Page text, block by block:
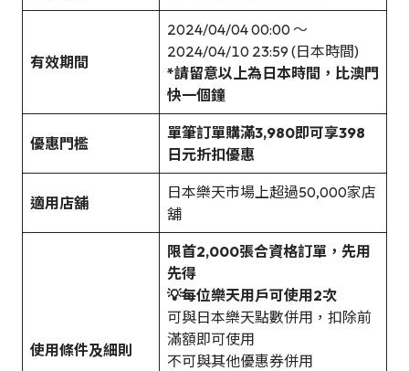
有效期間
2024/04/04 00:00 ～
2024/04/10 23:59 (日本時間)
*請留意以上為日本時間，比澳門
快一個鐘
優惠門檻
單筆訂單購滿3,980即可享398
日元折扣優惠
適用店舖
日本樂天市場上超過50,000家店
舖
使用條件及細則
限首2,000張合資格訂單，先用
先得
💡每位樂天用戶可使用2次
可與日本樂天點數併用，扣除前
滿額即可使用
不可與其他優惠券併用